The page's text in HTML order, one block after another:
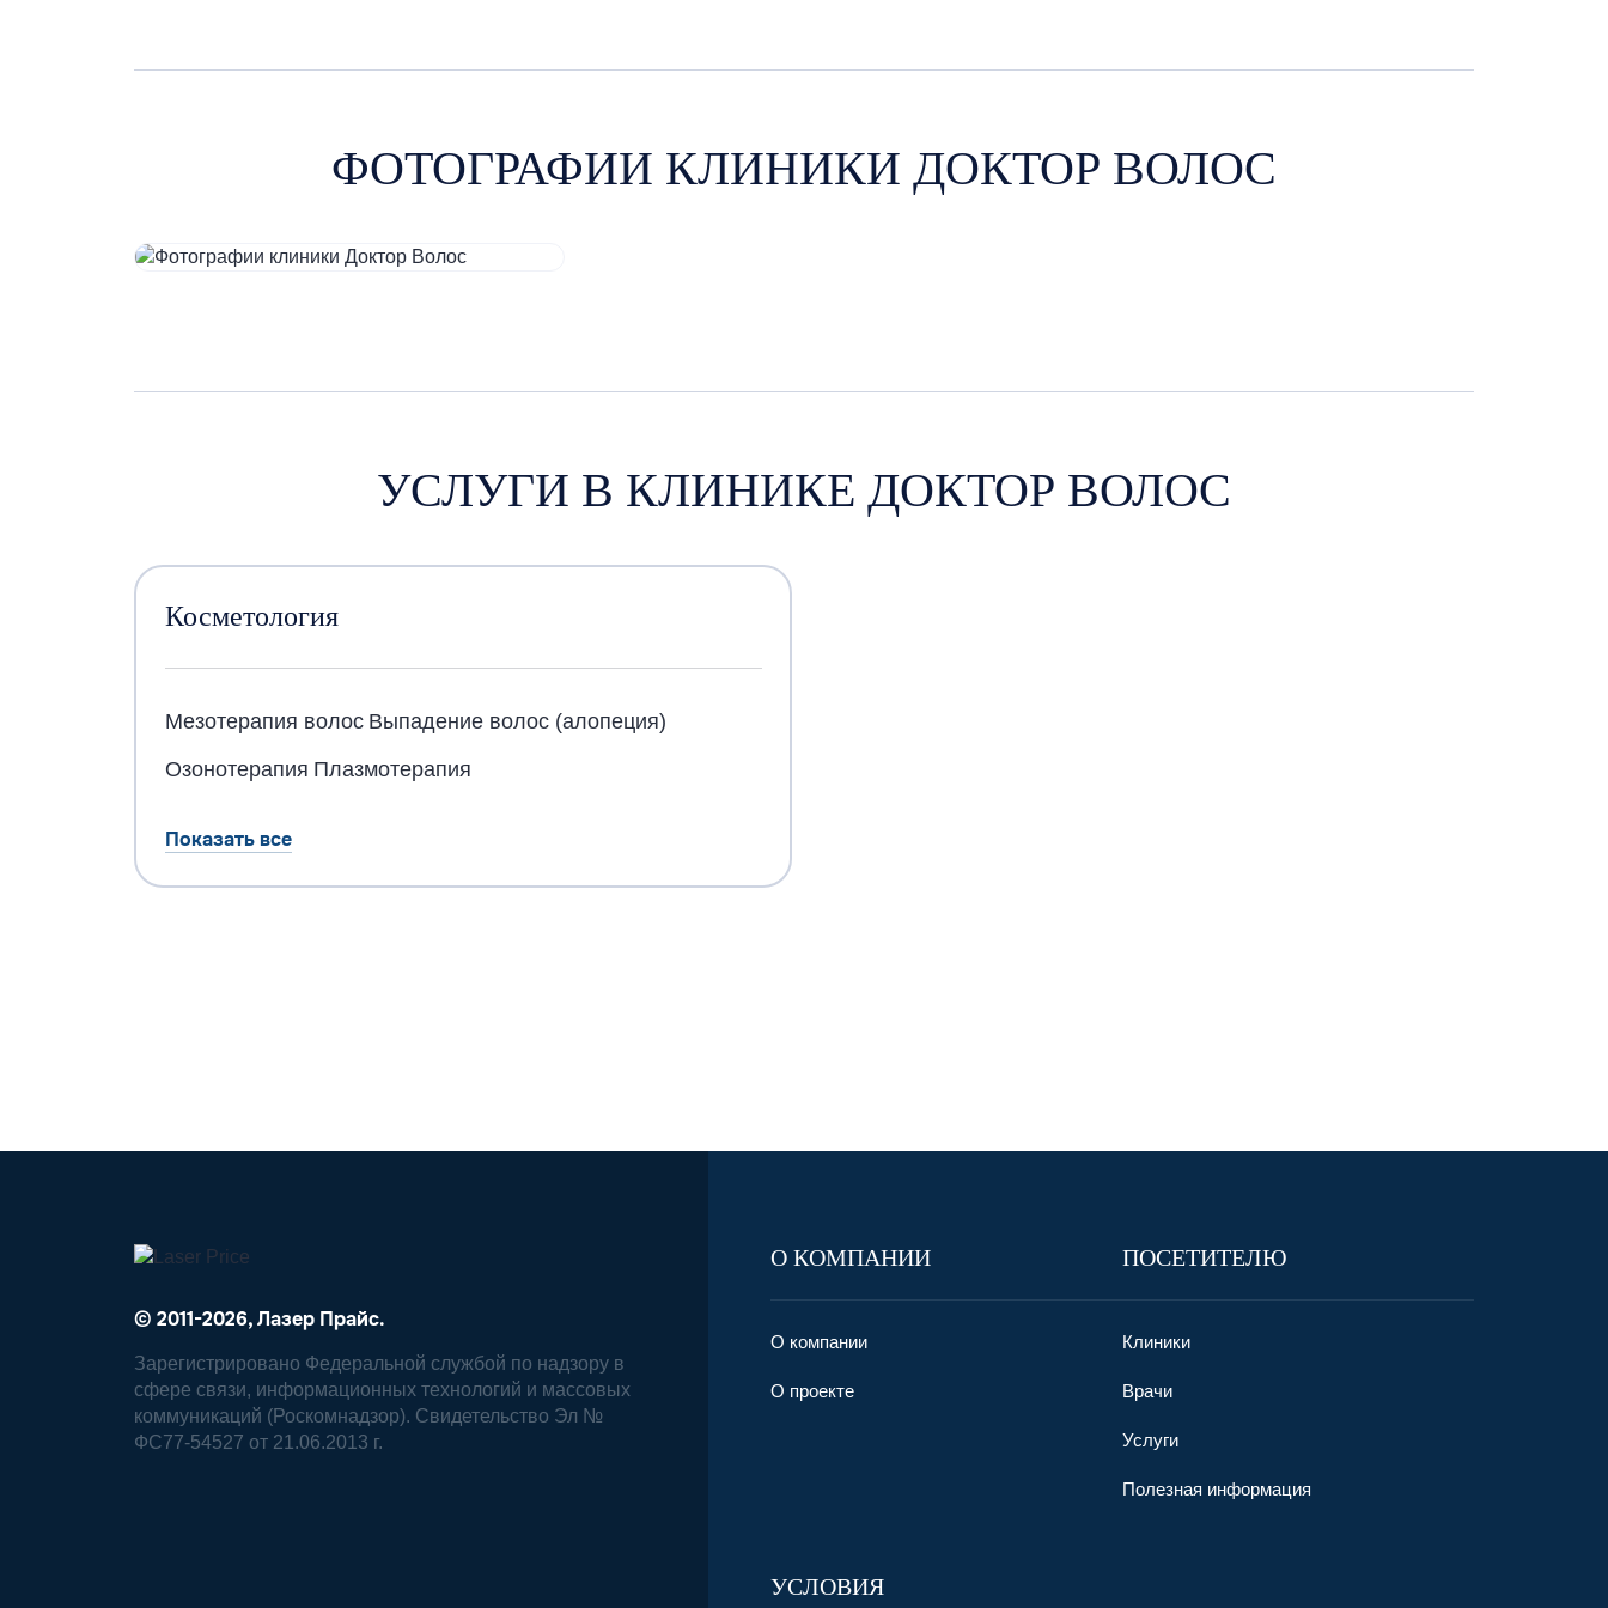
ФОТОГРАФИИ КЛИНИКИ ДОКТОР ВОЛОС
УСЛУГИ В КЛИНИКЕ ДОКТОР ВОЛОС
Косметология
Мезотерапия волос Выпадение волос (алопеция)
Озонотерапия Плазмотерапия
Показать все
© 2011-2026, Лазер Прайс.
Зарегистрировано Федеральной службой по надзору в
сфере связи, информационных технологий и массовых
коммуникаций (Роскомнадзор). Свидетельство Эл №
ФС77-54527 от 21.06.2013 г.
О КОМПАНИИ
О компании
О проекте
ПОСЕТИТЕЛЮ
Клиники
Врачи
Услуги
Полезная информация
УСЛОВИЯ